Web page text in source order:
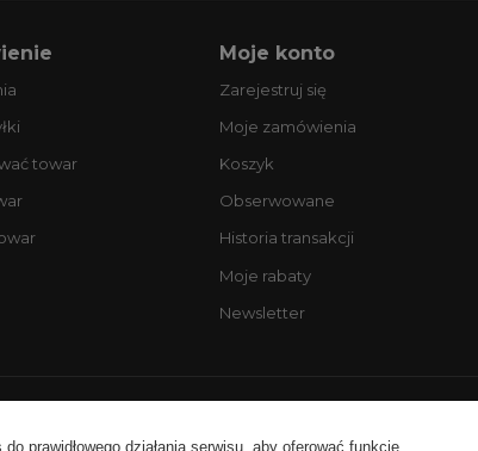
towar
Moje konto
Zarejestruj się
Moje zamówienia
Koszyk
Obserwowane
Historia transakcji
Moje rabaty
Newsletter
prawidłowego działania serwisu, aby oferować funkcje